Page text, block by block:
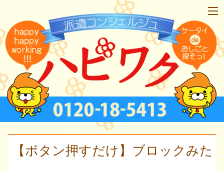
【ボタン押すだけ】ブロックみた